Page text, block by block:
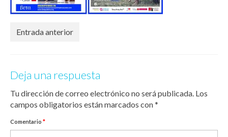
Entrada anterior
Deja una respuesta
Tu dirección de correo electrónico no será publicada. Los
campos obligatorios están marcados con*
Comentario *